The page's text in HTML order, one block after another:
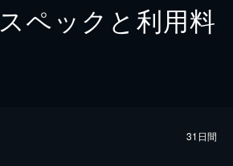
ペックと利用料
31日間